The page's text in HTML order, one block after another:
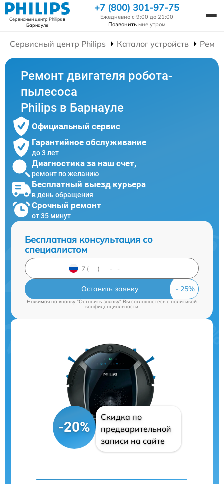
Сервисный центр Philipsв
Барнауле
+7 (800) 301-97-75
Ежедневно с 9:00 до 21:00
Позвонить мне утром
Сервисный центр Philips Каталог устройств
Ремонт двигателя робота-
пылесоса
Philips в Барнауле
Официальный сервис
Гарантийное обслуживание
до 3 лет
Диагностика за наш счет,
ремонт по желанию
Бесплатный выезд курьера
в день обращения
Срочный ремонт
от 35 минут
Бесплатная консультация со
специалистом
Оставить заявку
Нажимая на кнопку "Оставить заявку" Вы соглашаетесь c политикой
конфиденциальности
-20%
Скидка по
предварительной
записи на сайте